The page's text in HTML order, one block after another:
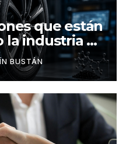
que están
la industria de
redefinen el
BUSTÁN